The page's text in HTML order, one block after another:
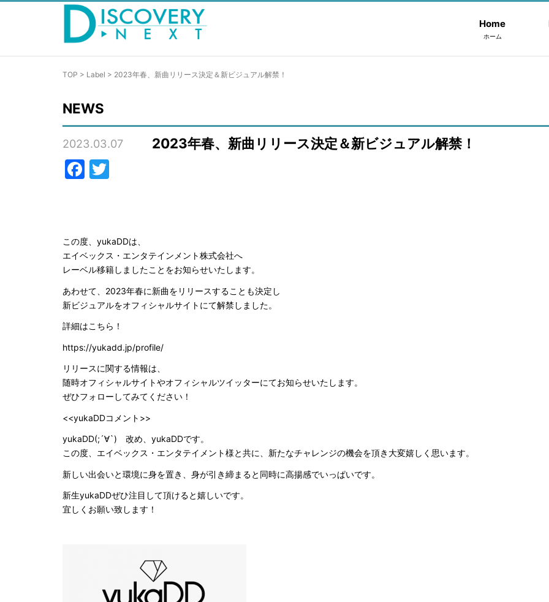
Home
ホーム
TOP > Label > 2023年春、新曲リリース決定＆新ビジュアル解禁！
NEWS
2023.03.07 2023年春、新曲リリース決定＆新ビジュアル解禁！
Facebook
この度、yukaDDは、
エイベックス・エンタテインメント株式会社へ
レーベル移籍しましたことをお知らせいたします。
あわせて、2023年春に新曲をリリースすることも決定し
新ビジュアルをオフィシャルサイトにて解禁しました。
詳細はこちら！
https://yukadd.jp/profile/
リリースに関する情報は、
随時オフィシャルサイトやオフィシャルツイッターにてお知らせいたします。
ぜひフォローしてみてください！
<<yukaDDコメント>>
yukaDD(;´∀`) 改め、yukaDDです。
この度、エイベックス・エンタテイメント様と共に、新たなチャレンジの機会を頂き大変嬉しく思います。
新しい出会いと環境に身を置き、身が引き締まると同時に高揚感でいっぱいです。
新生yukaDDぜひ注目して頂けると嬉しいです。
宜しくお願い致します！